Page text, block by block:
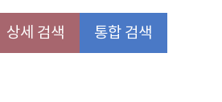
상세 검색 통합 검색